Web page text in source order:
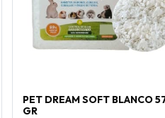
PET DREAM SOFT BLANCO
GR